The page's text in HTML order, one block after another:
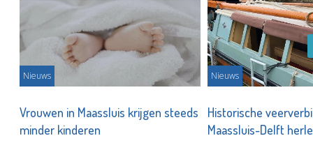
Nieuws
Vrouwen in Maassluis krijgen steeds
minder kinderen
Nieuws
Historische
Maassluis-Delft